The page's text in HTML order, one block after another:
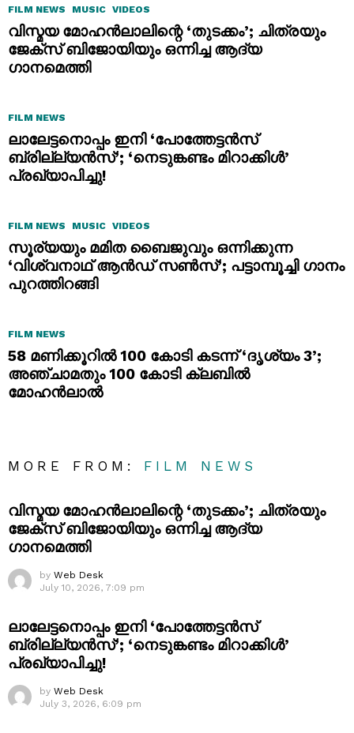
FILM NEWS MUSIC VIDEOS
വിസ്മയ മോഹൻലാലിന്റെ ‘തുടക്കം’; ചിത്രയും
ജേക്സ് ബിജോയിയും ഒന്നിച്ച ആദ്യ
ഗാനമെത്തി
FILM NEWS
ലാലേട്ടനൊപ്പം ഇനി ‘പോത്തേട്ടൻസ്
ബ്രില്ല്യൻസ്’; ‘നെടുങ്കണ്ടം മിറാക്കിൾ’
പ്രഖ്യാപിച്ചു!
FILM NEWS MUSIC VIDEOS
സൂര്യയും മമിത ബൈജുവും ഒന്നിക്കുന്ന
‘വിശ്വനാഥ് ആൻഡ് സൺസ്’; പട്ടാമ്പൂച്ചി ഗാനം
പുറത്തിറങ്ങി
FILM NEWS
58 മണിക്കൂറിൽ 100 കോടി കടന്ന് ‘ദൃശ്യം 3’;
അഞ്ചാമതും 100 കോടി ക്ലബിൽ
മോഹൻലാൽ
MORE FROM: FILM NEWS
വിസ്മയ മോഹൻലാലിന്റെ ‘തുടക്കം’; ചിത്രയും
ജേക്സ് ബിജോയിയും ഒന്നിച്ച ആദ്യ
ഗാനമെത്തി
by Web Desk
July 10, 2026, 7:09 pm
ലാലേട്ടനൊപ്പം ഇനി ‘പോത്തേട്ടൻസ്
ബ്രില്ല്യൻസ്’; ‘നെടുങ്കണ്ടം മിറാക്കിൾ’
പ്രഖ്യാപിച്ചു!
by Web Desk
July 3, 2026, 6:09 pm